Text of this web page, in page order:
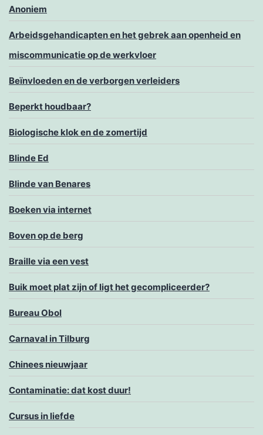
Anoniem
Arbeidsgehandicapten en het gebrek aan openheid en
miscommunicatie op de werkvloer
Beïnvloeden en de verborgen verleiders
Beperkt houdbaar?
Biologische klok en de zomertijd
Blinde Ed
Blinde van Benares
Boeken via internet
Boven op de berg
Braille via een vest
Buik moet plat zijn of ligt het gecompliceerder?
Bureau Obol
Carnaval in Tilburg
Chinees nieuwjaar
Contaminatie: dat kost duur!
Cursus in liefde